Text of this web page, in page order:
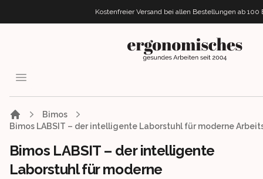
Kostenfreier Versand bei allen Bestellungen ab 100
ergonomisches.de
Open menu
Bimos
Bimos LABSIT – der intelligente Laborstuhl für moderne
Bimos LABSIT – der intelligente
Laborstuhl für moderne